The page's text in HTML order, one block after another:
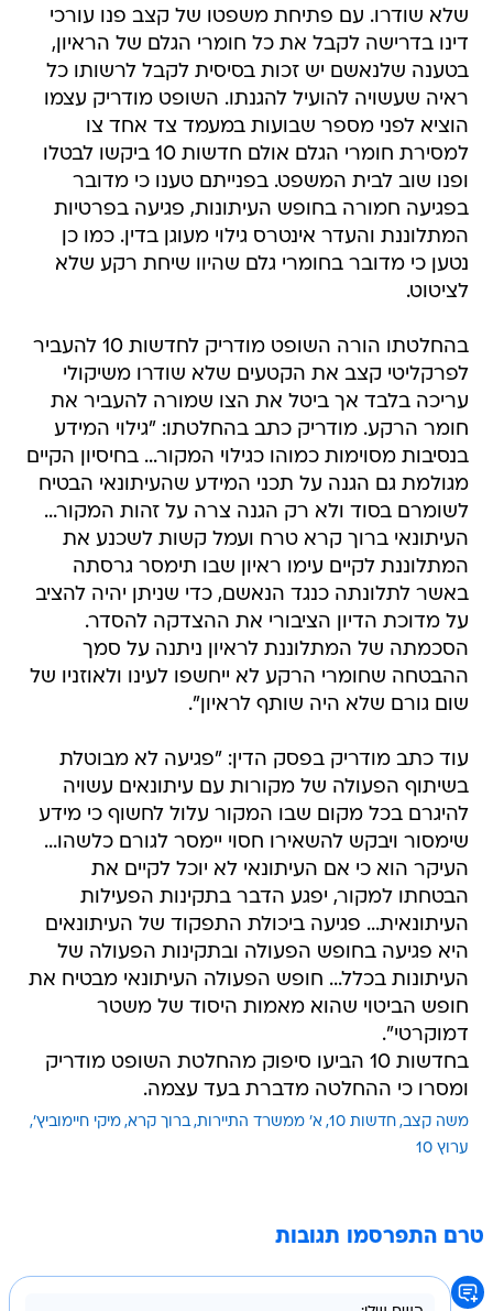
שלא שודרו. עם פתיחת משפטו של קצב פנו עורכי
דינו בדרישה לקבל את כל חומרי הגלם של הראיון,
בטענה שלנאשם יש זכות בסיסית לקבל לרשותו כל
ראיה שעשויה להועיל להגנתו. השופט מודריק עצמו
הוציא לפני מספר שבועות במעמד צד אחד צו
למסירת חומרי הגלם אולם חדשות 10 ביקשו לבטלו
ופנו שוב לבית המשפט. בפנייתם טענו כי מדובר
בפגיעה חמורה בחופש העיתונות, פגיעה בפרטיות
המתלוננת והעדר אינטרס גילוי מעוגן בדין. כמו כן
נטען כי מדובר בחומרי גלם שהיוו שיחת רקע שלא
לציטוט.
בהחלטתו הורה השופט מודריק לחדשות 10 להעביר
לפרקליטי קצב את הקטעים שלא שודרו משיקולי
עריכה בלבד אך ביטל את הצו שמורה להעביר את
חומר הרקע. מודריק כתב בהחלטתו: "גילוי המידע
בנסיבות מסוימות כמוהו כגילוי המקור... בחיסיון הקיים
מגולמת גם הגנה על תכני המידע שהעיתונאי הבטיח
לשומרם בסוד ולא רק הגנה צרה על זהות המקור...
העיתונאי ברוך קרא טרח ועמל קשות לשכנע את
המתלוננת לקיים עימו ראיון שבו תימסר גרסתה
באשר לתלונתה כנגד הנאשם, כדי שניתן יהיה להציב
על מדוכת הדיון הציבורי את ההצדקה להסדר.
הסכמתה של המתלוננת לראיון ניתנה על סמך
ההבטחה שחומרי הרקע לא ייחשפו לעינו ולאוזניו של
שום גורם שלא היה שותף לראיון".
עוד כתב מודריק בפסק הדין: "פגיעה לא מבוטלת
בשיתוף הפעולה של מקורות עם עיתונאים עשויה
להיגרם בכל מקום שבו המקור עלול לחשוף כי מידע
שימסור ויבקש להשאירו חסוי יימסר לגורם כלשהו...
העיקר הוא כי אם העיתונאי לא יוכל לקיים את
הבטחתו למקור, יפגע הדבר בתקינות הפעילות
העיתונאית... פגיעה ביכולת התפקוד של העיתונאים
היא פגיעה בחופש הפעולה ובתקינות הפעולה של
העיתונות בכלל... חופש הפעולה העיתונאי מבטיח את
חופש הביטוי שהוא מאמות היסוד של משטר
דמוקרטי".
בחדשות 10 הביעו סיפוק מהחלטת השופט מודריק
ומסרו כי ההחלטה מדברת בעד עצמה.
משה קצב חדשות 10 א' ממשרד התיירות ברוך קרא מיקי חיימוביץ'
ערוץ 10
טרם התפרסמו תגובות